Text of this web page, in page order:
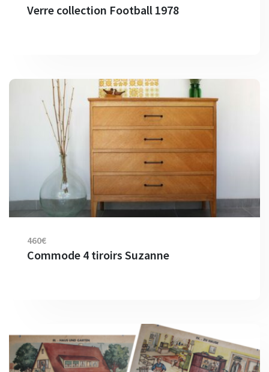
Verre collection Football 1978
460€
Commode 4 tiroirs Suzanne